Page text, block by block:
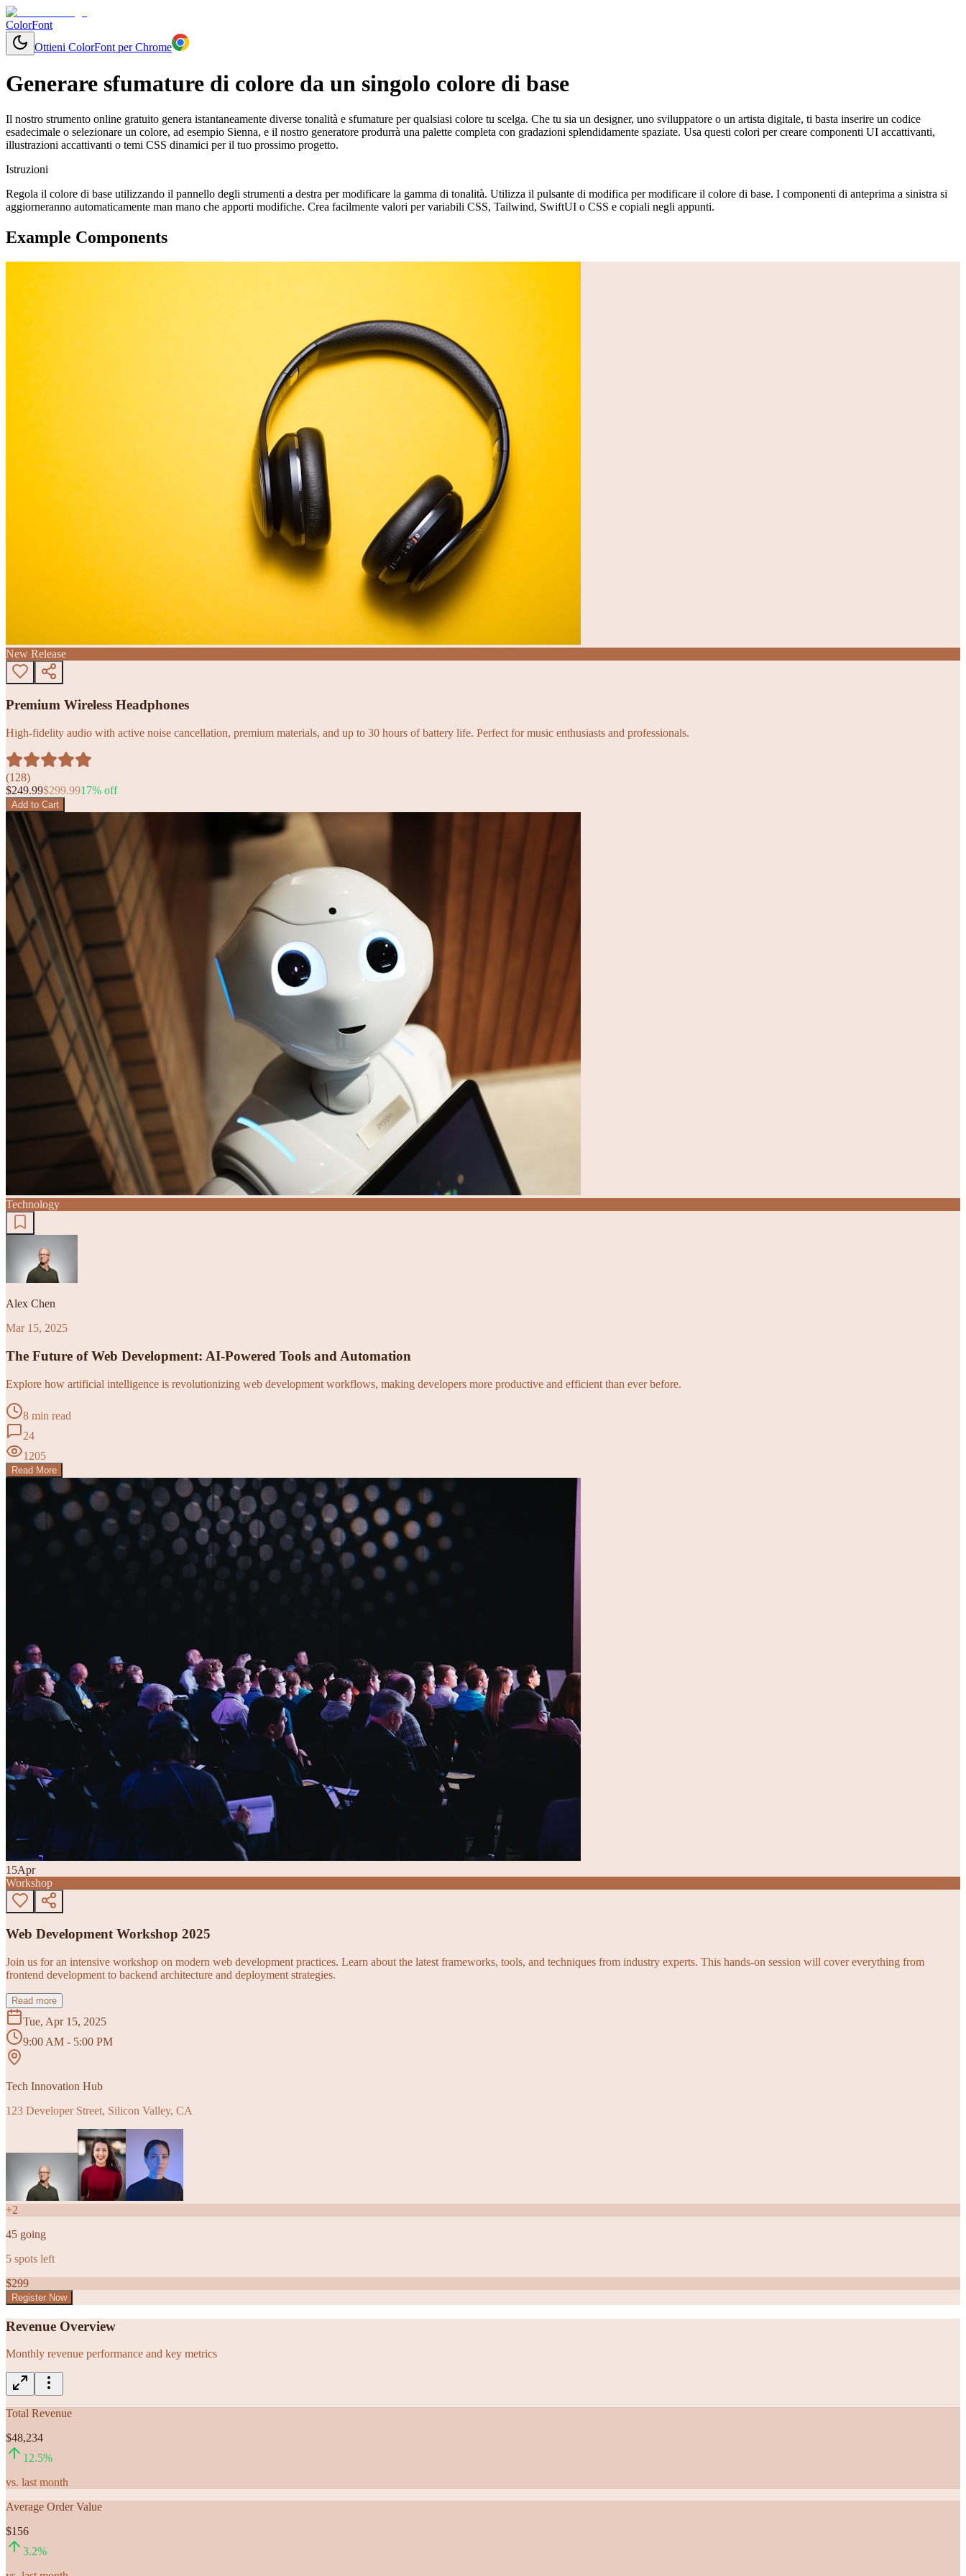
ColorFont
Ottieni ColorFont per Chrome
Generare sfumature di colore da un singolo colore di base
Il nostro strumento online gratuito genera istantaneamente diverse tonalità e sfumature per qualsiasi colore tu scelga. Che tu sia un designer, uno sviluppatore o un artista digitale, ti basta inserire un codice
esadecimale o selezionare un colore, ad esempio Sienna, e il nostro generatore produrrà una palette completa con gradazioni splendidamente spaziate. Usa questi colori per creare componenti UI accattivanti,
illustrazioni accattivanti o temi CSS dinamici per il tuo prossimo progetto.
Istruzioni
Regola il colore di base utilizzando il pannello degli strumenti a destra per modificare la gamma di tonalità. Utilizza il pulsante di modifica per modificare il colore di base. I componenti di anteprima a sinistra si
aggiorneranno automaticamente man mano che apporti modifiche. Crea facilmente valori per variabili CSS, Tailwind, SwiftUI o CSS e copiali negli appunti.
Example Components
New Release
Premium Wireless Headphones
High-fidelity audio with active noise cancellation, premium materials, and up to 30 hours of battery life. Perfect for music enthusiasts and professionals.
(128)
$249.99$299.9917% off
Add to Cart
Technology
Alex Chen
Mar 15, 2025
The Future of Web Development: AI-Powered Tools and Automation
Explore how artificial intelligence is revolutionizing web development workflows, making developers more productive and efficient than ever before.
8 min read
24
1205
Read More
15Apr
Workshop
Web Development Workshop 2025
Join us for an intensive workshop on modern web development practices. Learn about the latest frameworks, tools, and techniques from industry experts. This hands-on session will cover everything from
frontend development to backend architecture and deployment strategies.
Read more
Tue, Apr 15, 2025
9:00 AM - 5:00 PM
Tech Innovation Hub
123 Developer Street, Silicon Valley, CA
+2
45 going
5 spots left
$299
Register Now
Revenue Overview
Monthly revenue performance and key metrics
Total Revenue
$48,234
12.5%
vs. last month
Average Order Value
$156
3.2%